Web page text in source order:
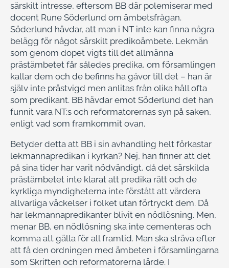
särskilt intresse, eftersom BB där polemiserar med
docent Rune Söderlund om ämbetsfrågan.
Söderlund hävdar, att man i NT inte kan finna några
belägg för något särskilt predikoämbete. Lekmän
som genom dopet vigts till det allmänna
prästämbetet får således predika, om församlingen
kallar dem och de befinns ha gåvor till det – han är
själv inte prästvigd men anlitas från olika håll ofta
som predikant. BB hävdar emot Söderlund det han
funnit vara NT:s och reformatorernas syn på saken,
enligt vad som framkommit ovan.
Betyder detta att BB i sin avhandling helt förkastar
lekmannapredikan i kyrkan? Nej, han finner att det
på sina tider har varit nödvändigt, då det särskilda
prästämbetet inte klarat att predika rätt och de
kyrkliga myndigheterna inte förstått att värdera
allvarliga väckelser i folket utan förtryckt dem. Då
har lekmannapredikanter blivit en nödlösning. Men,
menar BB, en nödlösning ska inte cementeras och
komma att gälla för all framtid. Man ska sträva efter
att få den ordningen med ämbeten i församlingarna
som Skriften och reformatorerna lärde. I